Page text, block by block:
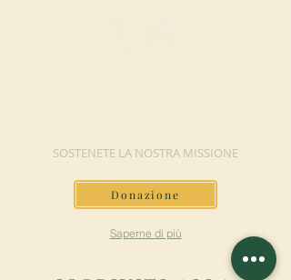
SOSTENETE LA NOSTRA MISSIONE
Donazione
Saperne di più